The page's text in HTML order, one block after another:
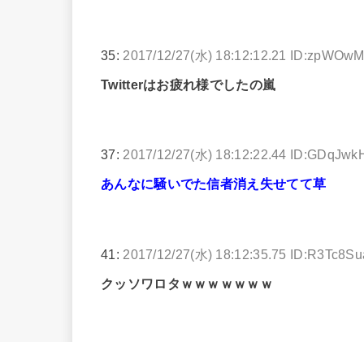
35: 2017/12/27(水) 18:12:12.21
Twitterはお疲れ様でしたの嵐
37: 2017/12/27(水) 18:12:22.44
あんなに騒いでた信者消え失せてて草
41: 2017/12/27(水) 18:12:35.75
クッソワロタｗｗｗｗｗｗｗ